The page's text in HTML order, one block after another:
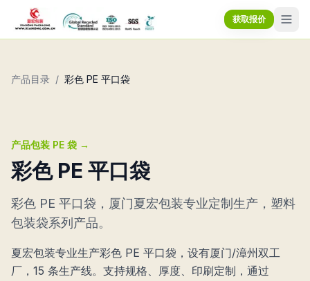
获取报价
产品目录 / 彩色 PE 平口袋
产品包装 PE 袋 →
彩色 PE 平口袋
彩色 PE 平口袋，厦门夏宏包装专业定制生产，塑料
包装袋系列产品。
夏宏包装专业生产彩色 PE 平口袋，设有厦门/漳州双工
厂，15 条生产线。支持规格、厚度、印刷定制，通过